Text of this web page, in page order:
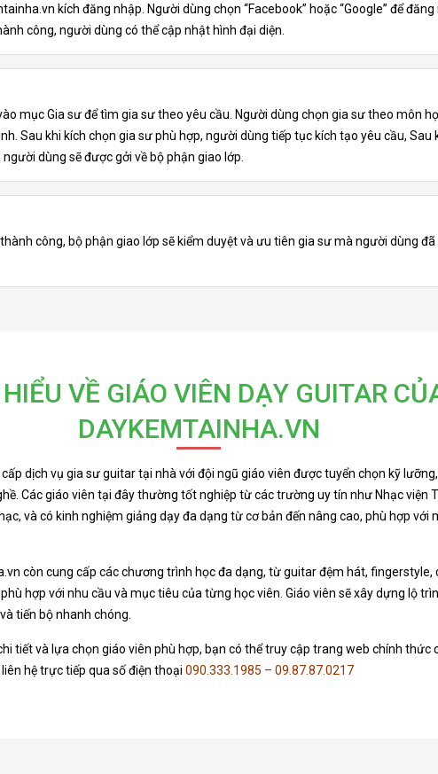
kích đăng nhập. Người dùng chọn “Facebook” hoặc “Google” để đăng
công, người dùng có thể cập nhật hình đại diện.
mục Gia sư để tìm gia sư theo yêu cầu. Người dùng chọn gia sư theo môn
Sau khi kích chọn gia sư phù hợp, người dùng tiếp tục kích tạo yêu cầu, Sau
dùng sẽ được gởi về bộ phận giao lớp.
công, bộ phận giao lớp sẽ kiểm duyệt và ưu tiên gia sư mà người dùng đã
VỀ GIÁO VIÊN DẠY GUITAR
DAYKEMTAINHA.VN
dịch vụ gia sư guitar tại nhà với đội ngũ giáo viên được tuyển chọn kỹ
Các giáo viên tại đây thường tốt nghiệp từ các trường uy tín như Nhạc viện
và có kinh nghiệm giảng dạy đa dạng từ cơ bản đến nâng cao, phù hợp với
còn cung cấp các chương trình học đa dạng, từ guitar đệm hát, fingerstyle,
hợp với nhu cầu và mục tiêu của từng học viên. Giáo viên sẽ xây dựng lộ
tiến bộ nhanh chóng.
tiết và lựa chọn giáo viên phù hợp, bạn có thể truy cập trang web chính thức
hệ trực tiếp qua số điện thoại 090.333.1985 – 09.87.87.0217